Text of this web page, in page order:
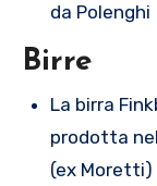
da Polenghi
Birre
La birra
prodotta
(ex Moretti)